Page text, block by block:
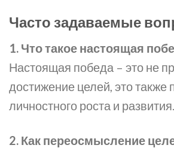
Часто задаваемые
1. Что такое настоящая
Настоящая победа – это не
достижение целей, это также
личностного роста и развития.
2. Как переосмысление